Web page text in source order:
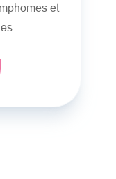
et